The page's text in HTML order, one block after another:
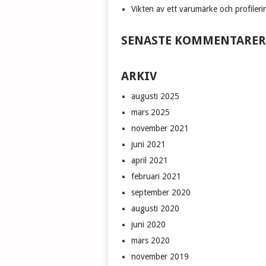
Vikten av ett varumärke och
SENASTE KOMMENTARER
ARKIV
augusti 2025
mars 2025
november 2021
juni 2021
april 2021
februari 2021
september 2020
augusti 2020
juni 2020
mars 2020
november 2019